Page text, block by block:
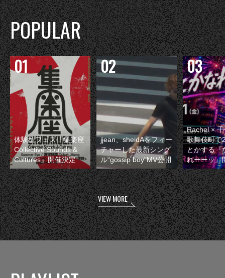
POPULAR
体験型フェス『集楽座
Collective Sounds &
Cultures』開催決定
jjean、sheidAをフィー
チャーした最新シング
ル“gossip boy”MV公開
Rachel ×
歌舞伎町で
とかする『
れーーッ』
VIEW MORE